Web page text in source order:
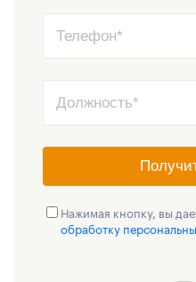
Нажимая кнопку, вы
обработку